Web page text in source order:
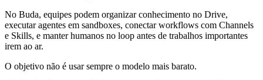
No Buda, equipes podem organizar conhecimento no Drive,
executar agentes em sandboxes, conectar workflows com Channels
e Skills, e manter humanos no loop antes de trabalhos importantes
irem ao ar.
O objetivo não é usar sempre o modelo mais barato.